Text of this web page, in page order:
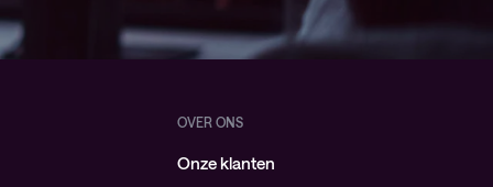
OVER ONS
Onze klanten